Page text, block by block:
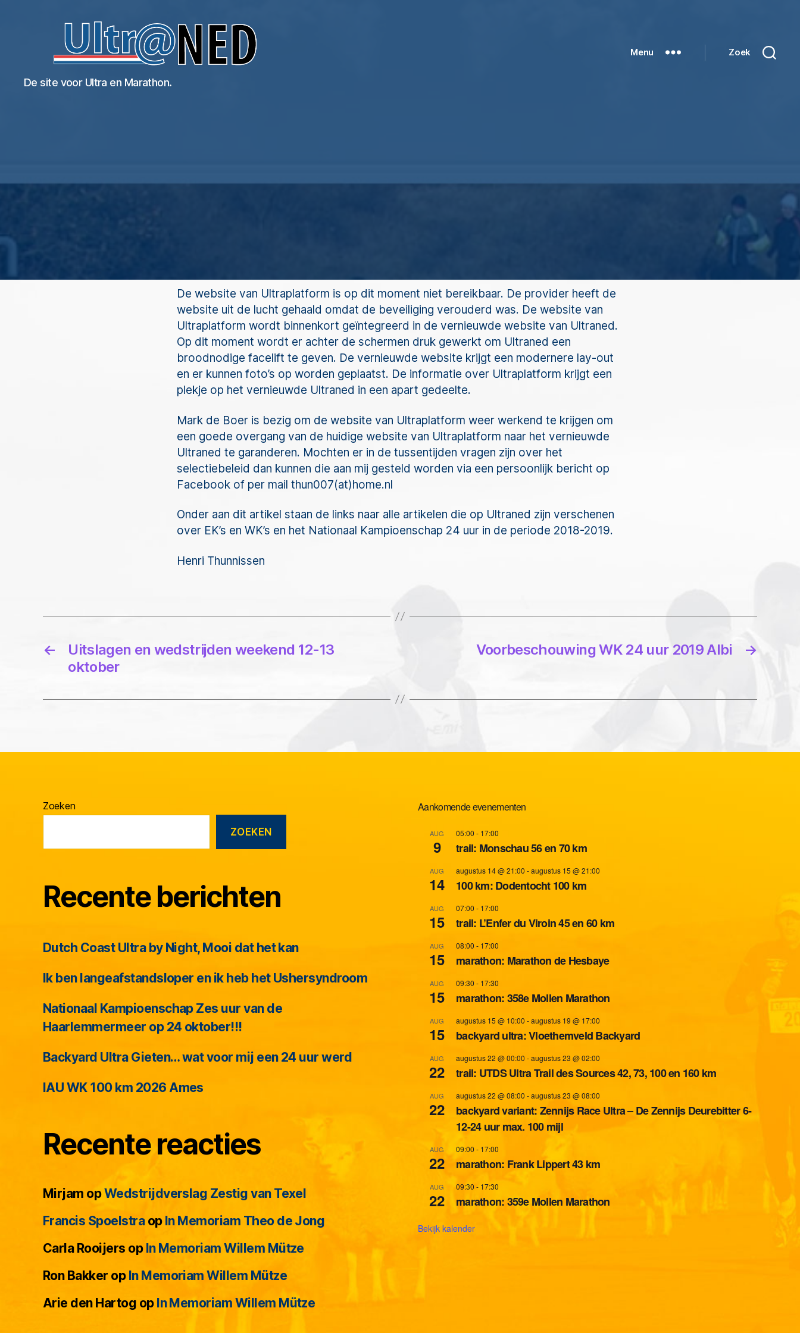
Ultraned
De site voor Ultra en Marathon.
Menu Zoek
Website Ultraplatform tijdelijk uit de lucht
Berichtauteur Berichtdatum
16 oktober 2019
De website van Ultraplatform is op dit moment niet bereikbaar. De provider heeft de
website uit de lucht gehaald omdat de beveiliging verouderd was. De website van
Ultraplatform wordt binnenkort geïntegreerd in de vernieuwde website van Ultraned.
Op dit moment wordt er achter de schermen druk gewerkt om Ultraned een
broodnodige facelift te geven. De vernieuwde website krijgt een modernere lay-out
en er kunnen foto’s op worden geplaatst. De informatie over Ultraplatform krijgt een
plekje op het vernieuwde Ultraned in een apart gedeelte.
Mark de Boer is bezig om de website van Ultraplatform weer werkend te krijgen om
een goede overgang van de huidige website van Ultraplatform naar het vernieuwde
Ultraned te garanderen. Mochten er in de tussentijden vragen zijn over het
selectiebeleid dan kunnen die aan mij gesteld worden via een persoonlijk bericht op
Facebook of per mail thun007(at)home.nl
Onder aan dit artikel staan de links naar alle artikelen die op Ultraned zijn verschenen
over EK’s en WK’s en het Nationaal Kampioenschap 24 uur in de periode 2018-2019.
Henri Thunnissen
←
Uitslagen en wedstrijden weekend 12-13
oktober
→
Voorbeschouwing WK 24 uur 2019 Albi
Zoeken
ZOEKEN
Recente berichten
Dutch Coast Ultra by Night, Mooi dat het kan
Ik ben langeafstandsloper en ik heb het Ushersyndroom
Nationaal Kampioenschap Zes uur van de
Haarlemmermeer op 24 oktober!!!
Backyard Ultra Gieten… wat voor mij een 24 uur werd
IAU WK 100 km 2026 Ames
Recente reacties
Mirjam opWedstrijdverslag Zestig van Texel
Francis Spoelstraop In Memoriam Theo de Jong
Carla Rooijers op In Memoriam Willem Mütze
Ron Bakker op In Memoriam Willem Mütze
Arie den Hartog op In Memoriam Willem Mütze
Aankomende evenementen
AUG
9
05:00 - 17:00
trail: Monschau 56 en 70 km
AUG
14
augustus 14 @ 21:00 -augustus 15 @ 21:00
100 km: Dodentocht 100 km
AUG
15
07:00 - 17:00
trail: L’Enfer du Viroin 45 en 60 km
AUG
15
08:00 - 17:00
marathon: Marathon de Hesbaye
AUG
15
09:30 - 17:30
marathon: 358e Mollen Marathon
AUG
15
augustus 15 @ 10:00 -augustus 19 @ 17:00
backyard ultra: Vloethemveld Backyard
AUG
22
augustus 22 @ 00:00 -augustus 23 @ 02:00
trail: UTDS Ultra Trail des Sources 42, 73, 100 en 160 km
AUG
22
augustus 22 @ 08:00 -augustus 23 @ 08:00
backyard variant: Zennijs Race Ultra – De Zennijs Deurebitter 6-
12-24 uur max. 100 mijl
AUG
22
09:00 - 17:00
marathon: Frank Lippert 43 km
AUG
22
09:30 - 17:30
marathon: 359e Mollen Marathon
Bekijk kalender